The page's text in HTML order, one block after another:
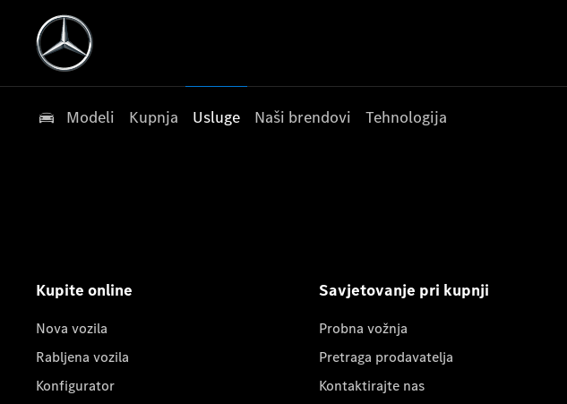
Modeli Kupnja Usluge Naši brendovi Tehnologija
Kupite online
Nova vozila
Rabljena vozila
Konfigurator
Savjetovanje pri kupnji
Probna vožnja
Pretraga prodavatelja
Kontaktirajte nas